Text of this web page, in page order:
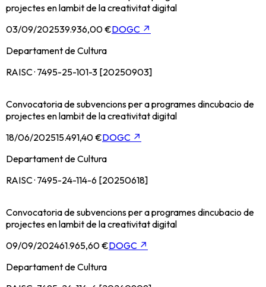
projectes en lambit de la creativitat digital
03/09/202539.936,00 €DOGC ↗
Departament de Cultura
RAISC · 7495-25-101-3 [20250903]
Convocatoria de subvencions per a programes dincubacio de
projectes en lambit de la creativitat digital
18/06/202515.491,40 €DOGC ↗
Departament de Cultura
RAISC · 7495-24-114-6 [20250618]
Convocatoria de subvencions per a programes dincubacio de
projectes en lambit de la creativitat digital
09/09/202461.965,60 €DOGC ↗
Departament de Cultura